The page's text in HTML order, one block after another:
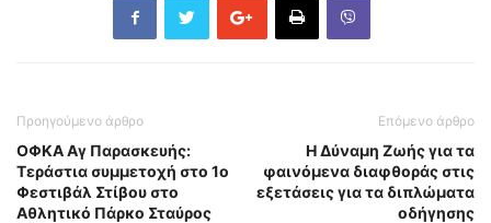
Προηγούμενο άρθρο
ΟΦΚΑ Αγ Παρασκευής:
Τεράστια συμμετοχή στο 1ο
Φεστιβάλ Στίβου στο
Αθλητικό Πάρκο Σταύρος
Επόμενο άρθρο
Η Δύναμη Ζωής για τα
φαινόμενα διαφθοράς στις
εξετάσεις για τα διπλώματα
οδήγησης